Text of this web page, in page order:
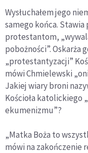
Wysłuchałem jego
samego końca.
protestantom,
pobożności”. Oskarża
„protestantyzacji”
mówi Chmielewski
Jakiej wiary broni
Kościoła katolickiego
ekumenizmu”?
„Matka Boża to
mówi na zakończenie